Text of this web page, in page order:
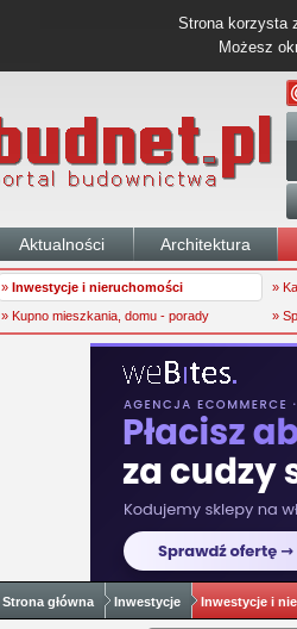
Strona korzysta
Możesz
Aktualności Architektura
» Inwestycje i nieruchomości »
» Kupno mieszkania, domu - porady
»
Strona główna Inwestycje Inwestycje i